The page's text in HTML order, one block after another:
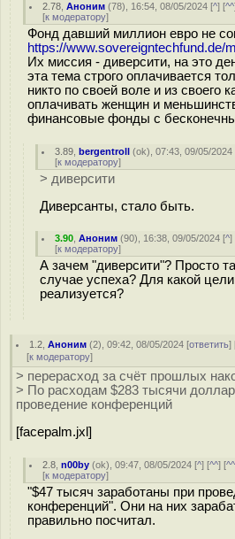
2.78 ,Аноним (78), 16:54, 08/05/2024 [^] [^^
[к модератору]
Фонд давший миллион евро не
https://www.sovereigntechfund.de/
Их миссия - диверсити, на это
эта тема строго оплачивается
никто по своей воле и из своего
оплачивать женщин и
финансовые фонды с
3.89 ,bergentroll (ok), 07:43, 09/05/2024
[к модератору]
> диверсити
Диверсанты, стало быть.
3.90 ,Аноним (90), 16:38, 09/05/2024 [^]
[к модератору]
А зачем "диверсити"? Просто
случае успеха? Для какой
реализуется?
1.2 ,Аноним (2), 09:42, 08/05/2024 [ответить]
[к модератору]
> перерасход за счёт прошлых
> По расходам $283 тысячи
проведение конференций
[facepalm.jxl]
2.8 ,n00by (ok), 09:47, 08/05/2024 [^] [^^] [
[к модератору]
"$47 тысяч заработаны при
конференций". Они на них
правильно посчитал.